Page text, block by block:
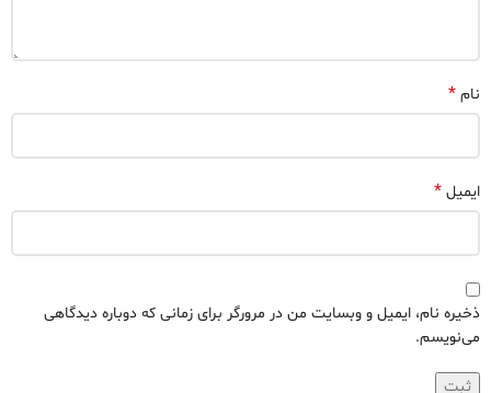
نام *
ایمیل *
ذخیره نام، ایمیل و وبسایت من در مرورگر برای زمانی که دوباره دیدگاهی
می‌نویسم.